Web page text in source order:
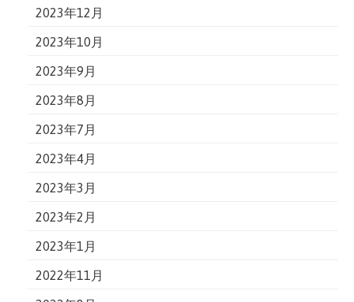
2023年12月
2023年10月
2023年9月
2023年8月
2023年7月
2023年4月
2023年3月
2023年2月
2023年1月
2022年11月